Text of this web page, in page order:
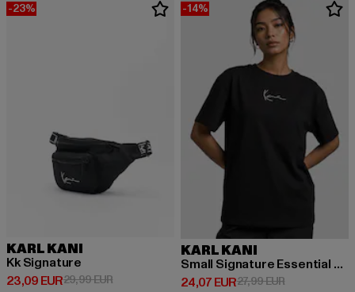
-23%
KARL KANI
Kk Signature
23,09 EUR
Derzeitiger Preis: 23,09 EUR
29,99 EURAktionspreis: 29,99 EUR
-14%
KARL KANI
Small Signature Essential Oversized
24,07 EUR
Derzeitiger Preis: 24,07 EUR
27,99 EURAktionspreis: